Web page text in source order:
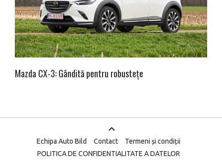
Mazda CX-3: Gândită pentru robustețe
Echipa Auto Bild Contact
Termeni și condiții
POLITICA DE CONFIDENTIALITATE A DATELOR